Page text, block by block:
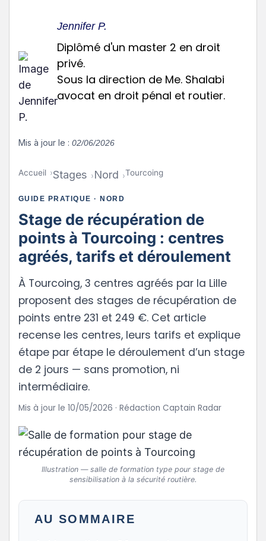
Jennifer P.
Diplômé d'un master 2 en droit
privé.
Sous la direction de Me. Shalabi
avocat en droit pénal et routier.
Mis à jour le : 02/06/2026
Accueil Stages Nord Tourcoing
GUIDE PRATIQUE · NORD
Stage de récupération de
points à Tourcoing : centres
agréés, tarifs et déroulement
À Tourcoing, 3 centres agréés par la Lille
proposent des stages de récupération de
points entre 231 et 249 €. Cet article
recense les centres, leurs tarifs et explique
étape par étape le déroulement d’un stage
de 2 jours — sans promotion, ni
intermédiaire.
Mis à jour le 10/05/2026 · Rédaction Captain Radar
Illustration — salle de formation type pour stage de
sensibilisation à la sécurité routière.
AU SOMMAIRE